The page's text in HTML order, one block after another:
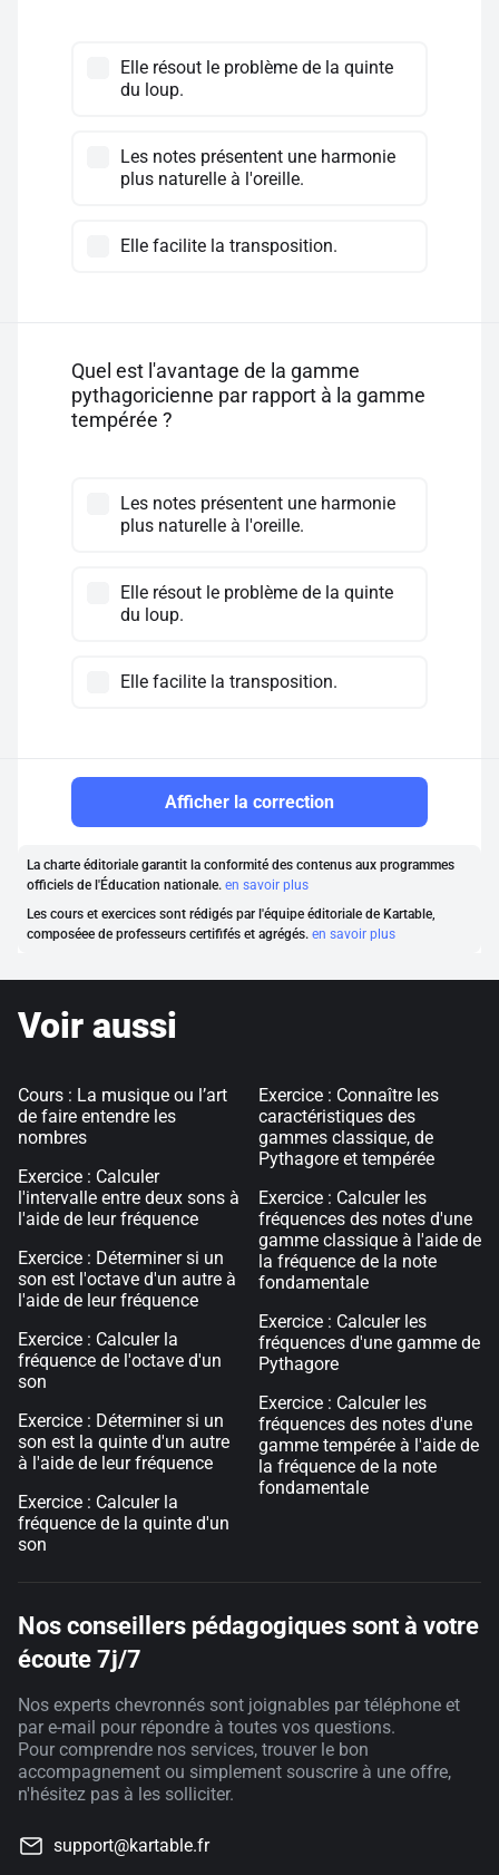
Elle résout le problème de la quinte
du loup.
Les notes présentent une harmonie
plus naturelle à l'oreille.
Elle facilite la transposition.
Quel est l'avantage de la gamme
pythagoricienne par rapport à la gamme
tempérée ?
Les notes présentent une harmonie
plus naturelle à l'oreille.
Elle résout le problème de la quinte
du loup.
Elle facilite la transposition.
Afficher la correction
La charte éditoriale garantit la conformité des contenus aux programmes
officiels de l'Éducation nationale. en savoir plus
Les cours et exercices sont rédigés par l'équipe éditoriale de Kartable,
composéee de professeurs certififés et agrégés. en savoir plus
Voir aussi
Cours : La musique ou l’art
de faire entendre les
nombres
Exercice : Calculer
l'intervalle entre deux sons à
l'aide de leur fréquence
Exercice : Déterminer si un
son est l'octave d'un autre à
l'aide de leur fréquence
Exercice : Calculer la
fréquence de l'octave d'un
son
Exercice : Déterminer si un
son est la quinte d'un autre
à l'aide de leur fréquence
Exercice : Calculer la
fréquence de la quinte d'un
son
Exercice : Connaître les
caractéristiques des
gammes classique, de
Pythagore et tempérée
Exercice : Calculer les
fréquences des notes d'une
gamme classique à l'aide de
la fréquence de la note
fondamentale
Exercice : Calculer les
fréquences d'une gamme de
Pythagore
Exercice : Calculer les
fréquences des notes d'une
gamme tempérée à l'aide de
la fréquence de la note
fondamentale
Nos conseillers pédagogiques sont à votre
écoute 7j/7
Nos experts chevronnés sont joignables par téléphone et
par e-mail pour répondre à toutes vos questions.
Pour comprendre nos services, trouver le bon
accompagnement ou simplement souscrire à une offre,
n'hésitez pas à les solliciter.
support@kartable.fr